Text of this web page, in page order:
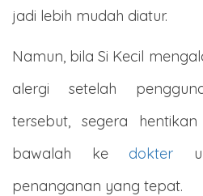
jadi lebih mudah diatur.
Namun, bila Si Kecil
alergi setelah
tersebut, segera
bawalah ke dokter
penanganan yang tepat.